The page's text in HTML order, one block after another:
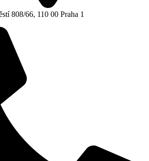
808/66, 110 00 Praha 1